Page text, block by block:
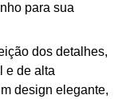
para sua
dos detalhes,
e de alta
design elegante,